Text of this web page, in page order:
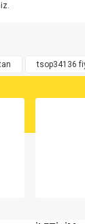
tsop34136